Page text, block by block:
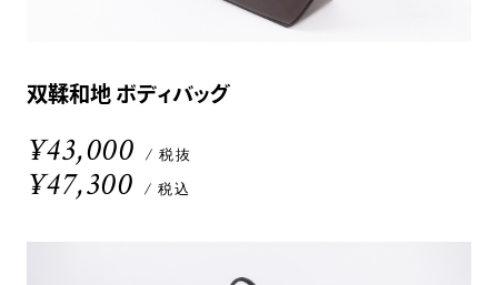
双鞣和地 ボディバッグ
¥43,000 / 税抜
¥47,300 / 税込